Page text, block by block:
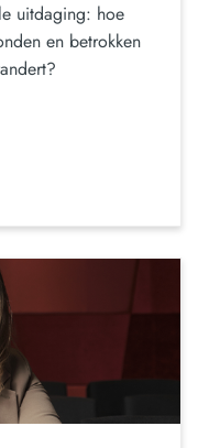
uitdaging: hoe
en betrokken